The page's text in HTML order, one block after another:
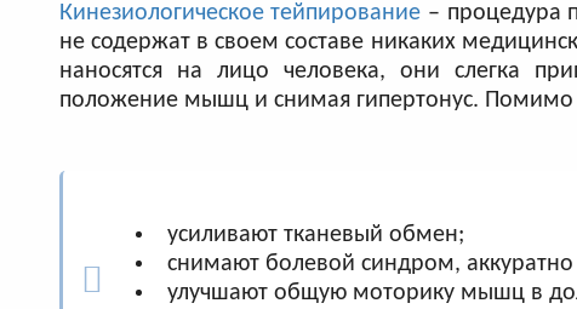
Кинезиологическое тейпирование – процедура
не содержат в своем составе никаких
наносятся на лицо человека, они слегка
положение мышц и снимая гипертонус. Помимо
усиливают тканевый обмен;
снимают болевой синдром,
улучшают общую моторику мышц в